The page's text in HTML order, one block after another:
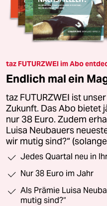
taz FUTURZWEI im Abo
Endlich mal ein
taz FUTURZWEI ist
Zukunft. Das Abo bietet
nur 38 Euro. Zudem
Luisa Neubauers
wir mutig sind?“
Jedes Quartal neu in
Nur 38 Euro im Jahr
Als Prämie Luisa
mutig sind?“